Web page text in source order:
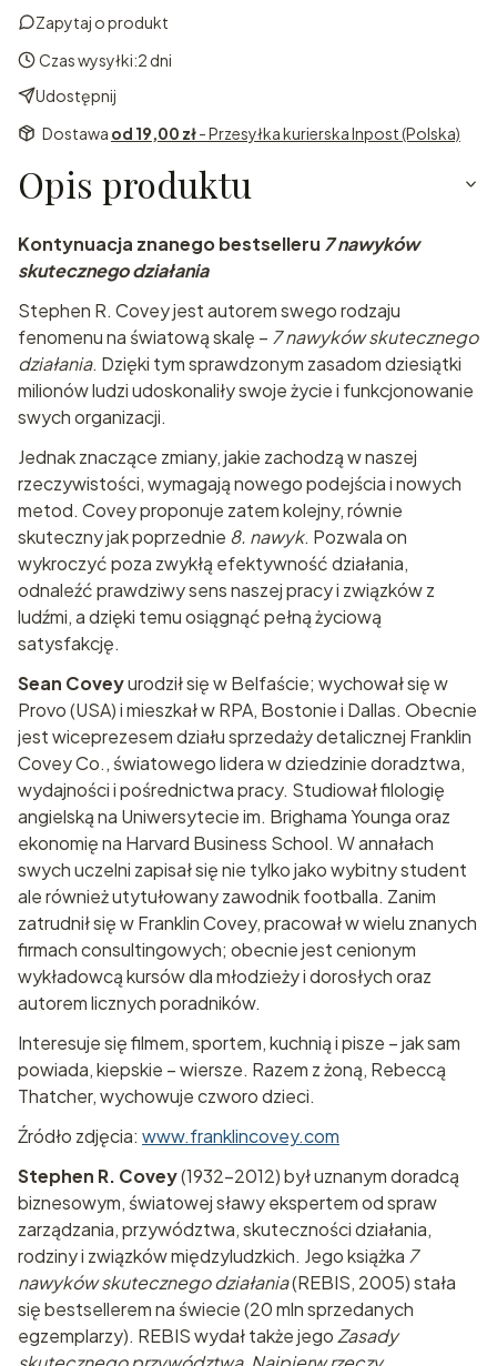
Zapytaj o produkt
Czas wysyłki:2 dni
Udostępnij
Dostawa od 19,00 zł- Przesyłka kurierska Inpost (Polska)
Opis produktu
Kontynuacja znanego bestselleru 7 nawyków
skutecznego działania
Stephen R. Covey jest autorem swego rodzaju
fenomenu na światową skalę – 7 nawyków skutecznego
działania. Dzięki tym sprawdzonym zasadom dziesiątki
milionów ludzi udoskonaliły swoje życie i funkcjonowanie
swych organizacji.
Jednak znaczące zmiany, jakie zachodzą w naszej
rzeczywistości, wymagają nowego podejścia i nowych
metod. Covey proponuje zatem kolejny, równie
skuteczny jak poprzednie 8. nawyk. Pozwala on
wykroczyć poza zwykłą efektywność działania,
odnaleźć prawdziwy sens naszej pracy i związków z
ludźmi, a dzięki temu osiągnąć pełną życiową
satysfakcję.
Sean Coveyurodził się w Belfaście; wychował się w
Provo (USA) i mieszkał w RPA, Bostonie i Dallas. Obecnie
jest wiceprezesem działu sprzedaży detalicznej Franklin
Covey Co., światowego lidera w dziedzinie doradztwa,
wydajności i pośrednictwa pracy. Studiował filologię
angielską na Uniwersytecie im. Brighama Younga oraz
ekonomię na Harvard Business School. W annałach
swych uczelni zapisał się nie tylko jako wybitny student
ale również utytułowany zawodnik footballa. Zanim
zatrudnił się w Franklin Covey, pracował w wielu znanych
firmach consultingowych; obecnie jest cenionym
wykładowcą kursów dla młodzieży i dorosłych oraz
autorem licznych poradników.
Interesuje się filmem, sportem, kuchnią i pisze – jak sam
powiada, kiepskie – wiersze. Razem z żoną, Rebeccą
Thatcher, wychowuje czworo dzieci.
Źródło zdjęcia: www.franklincovey.com
Stephen R. Covey(1932-2012) był uznanym doradcą
biznesowym, światowej sławy ekspertem od spraw
zarządzania, przywództwa, skuteczności działania,
rodziny i związków międzyludzkich. Jego książka 7
nawyków skutecznego działania(REBIS, 2005) stała
się bestsellerem na świecie (20 mln sprzedanych
egzemplarzy). REBIS wydał także jego Zasady